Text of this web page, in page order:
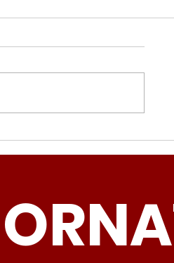
e
Colucci
lasciando